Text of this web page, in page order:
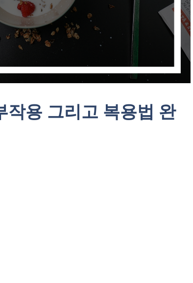
작용 그리고 복용법 완